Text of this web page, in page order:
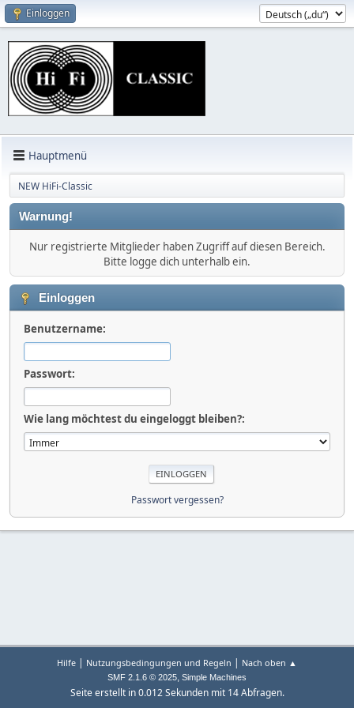
Einloggen
Hauptmenü
NEW HiFi-Classic
Warnung!
Nur registrierte Mitglieder haben Zugriff auf diesen Bereich.
Bitte logge dich unterhalb ein.
Einloggen
Benutzername:
Passwort:
Wie lang möchtest du eingeloggt bleiben?:
Passwort vergessen?
Hilfe | Nutzungsbedingungen und Regeln | Nach oben ▲
SMF 2.1.6 © 2025, Simple Machines
Seite erstellt in 0.012 Sekunden mit 14 Abfragen.